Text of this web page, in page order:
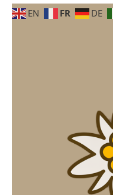
EN FR DE